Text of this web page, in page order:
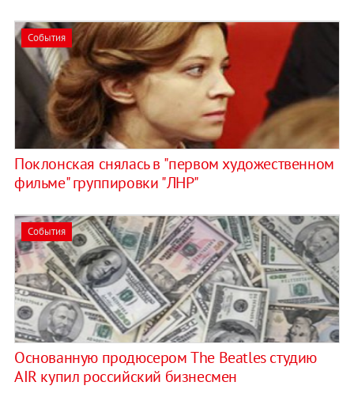
События
Поклонская снялась в "первом художественном
фильме" группировки "ЛНР"
События
Основанную продюсером The Beatles студию
AIR купил российский бизнесмен